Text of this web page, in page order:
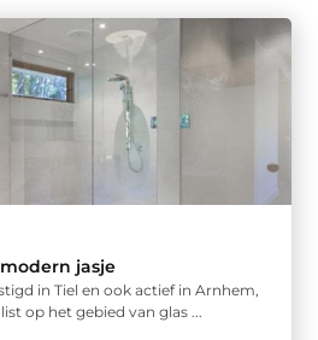
jasje
in Tiel en ook actief in Arnhem,
op het gebied van glas ...